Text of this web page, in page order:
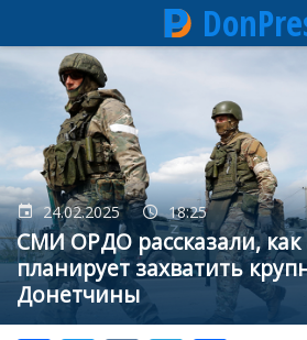
Перейти
основному
содержанию
24.02.2025 18:25
СМИ ОРДО рассказали,
планирует захватить
Донетчины